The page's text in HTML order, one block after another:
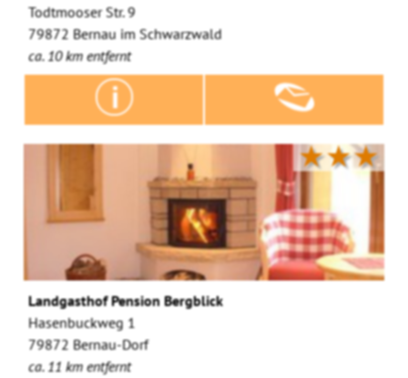
Todtmooser Str. 9
79872 Bernau im Schwarzwald
ca. 10 km entfernt
★★★
Landgasthof Pension Bergblick
Hasenbuckweg 1
79872 Bernau-Dorf
ca. 11 km entfernt